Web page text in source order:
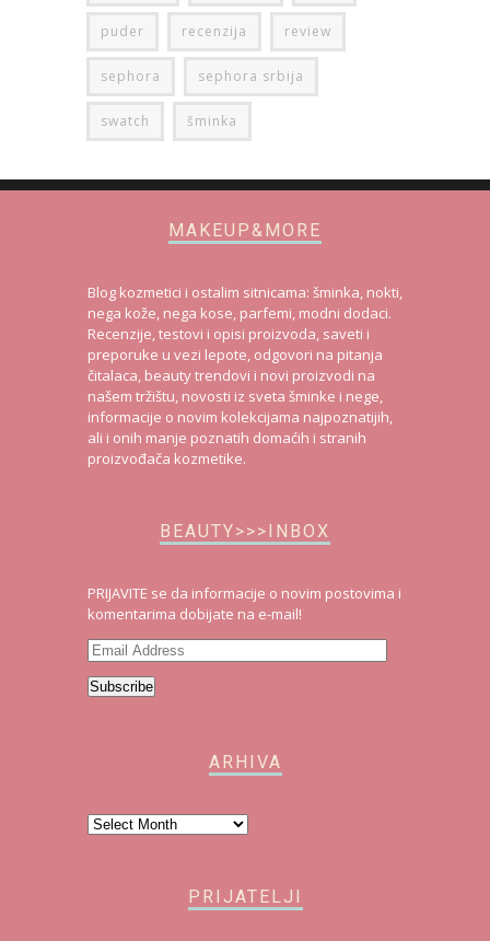
sephora sephora srbija
swatch šminka
Blog kozmetici i ostalim sitnicama: šminka, nokti,
nega kože, nega kose, parfemi, modni dodaci.
preporuke u vezi lepote, odgovori na pitanja
čitalaca, beauty trendovi i novi proizvodi na
našem tržištu, novosti iz sveta šminke i nege,
informacije o novim kolekcijama najpoznatijih,
ali i onih manje poznatih domaćih i stranih
proizvođača kozmetike.
BEAUTY>>>INBOX
PRIJAVITE se da informacije o novim postovima i
komentarima dobijate na e-mail!
Address
Subscribe
PRIJATELJI